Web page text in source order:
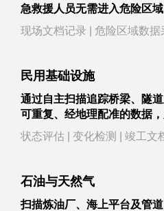
急救援人员无需进入危险区
现场文档记录 | 危险区域数据
民用基础设施
通过自主扫描追踪桥梁、隧
可重复、经地理配准的数据
状态评估 | 变化检测 | 竣工文
石油与天然气
扫描炼油厂、海上平台及管